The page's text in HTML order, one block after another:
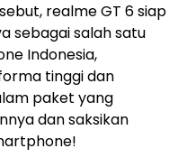
realme GT 6 siap
sebagai salah satu
Indonesia,
tinggi dan
paket yang
dan saksikan